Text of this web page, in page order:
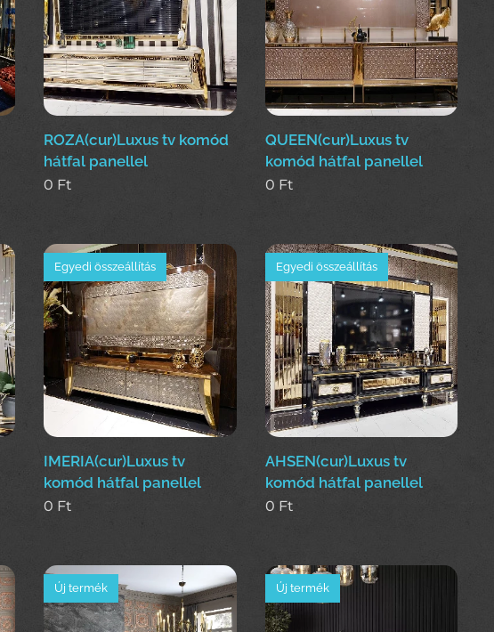
ROZA(cur)Luxus tv komód
hátfal panellel
0 Ft
QUEEN(cur)Luxus tv
komód hátfal panellel
0 Ft
IMERIA(cur)Luxus tv
komód hátfal panellel
Egyedi összeállítás
0 Ft
AHSEN(cur)Luxus tv
komód hátfal panellel
Egyedi összeállítás
0 Ft
Új termék Új termék